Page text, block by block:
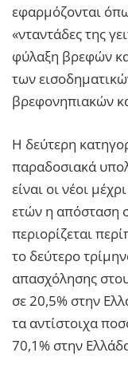
εφαρμόζονται
«νταντάδες της
φύλαξη βρεφών
των
βρεφονηπιακών
Η δεύτερη
παραδοσιακά
είναι οι νέοι
ετών η απόσταση
περιορίζεται
το δεύτερο
απασχόλησης
σε 20,5% στην
τα αντίστοιχα
70,1% στην